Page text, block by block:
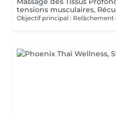
tensions musculaires,